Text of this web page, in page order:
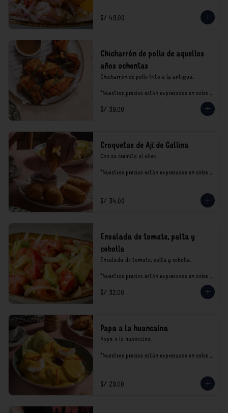
S/ 49.00
Chicharrón de pollo de aquellos
años ochentas
Chicharrón de pollo frito a la antigua.
*Nuestros precios están expresados en soles e
consumo.
S/ 39.00
Croquetas de Ají de Gallina
Con su cremita al olivo.
*Nuestros precios están expresados en soles e
S/ 34.00
Ensalada de tomate, palta y
cebolla
Ensalada de tomate, palta y cebolla.
*Nuestros precios están expresados en soles e
consumo.
S/ 32.00
Papa a la huancaína
Papa a la huancaína.
*Nuestros precios están expresados en soles e
S/ 29.00